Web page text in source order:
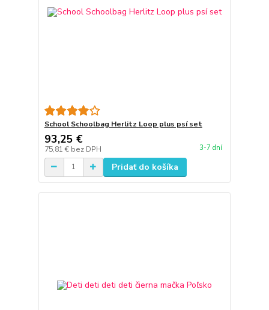
School Schoolbag Herlitz Loop plus psí set
93,25 €
75,81 € bez DPH 3-7 dní
Pridať do košíka